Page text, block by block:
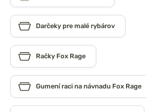
Darčeky pre malé rybárov
Račky Fox Rage
Gumení raci na návnadu Fox Rage